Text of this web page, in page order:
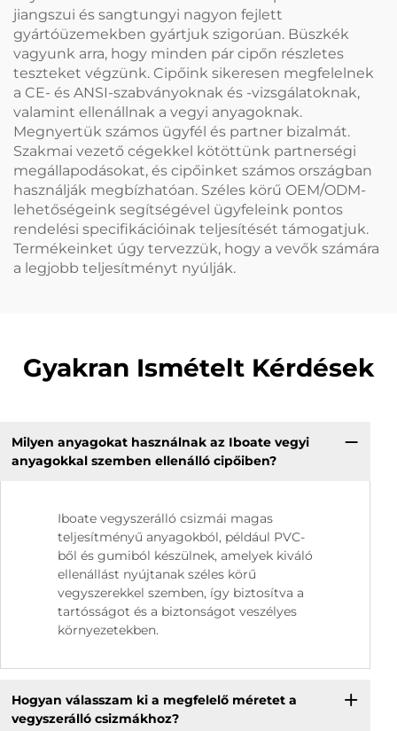
jiangszui és sangtungyi nagyon fejlett
gyártóüzemekben gyártjuk szigorúan. Büszkék
vagyunk arra, hogy minden pár cipőn részletes
teszteket végzünk. Cipőink sikeresen megfelelnek
a CE- és ANSI-szabványoknak és -vizsgálatoknak,
valamint ellenállnak a vegyi anyagoknak.
Megnyertük számos ügyfél és partner bizalmát.
Szakmai vezető cégekkel kötöttünk partnerségi
megállapodásokat, és cipőinket számos országban
használják megbízhatóan. Széles körű OEM/ODM-
lehetőségeink segítségével ügyfeleink pontos
rendelési specifikációinak teljesítését támogatjuk.
Termékeinket úgy tervezzük, hogy a vevők számára
a legjobb teljesítményt nyúlják.
Gyakran Ismételt Kérdések
Milyen anyagokat használnak az Iboate vegyi
anyagokkal szemben ellenálló cipőiben?
Iboate vegyszerálló csizmái magas
teljesítményű anyagokból, például PVC-
ből és gumiból készülnek, amelyek kiváló
ellenállást nyújtanak széles körű
vegyszerekkel szemben, így biztosítva a
tartósságot és a biztonságot veszélyes
környezetekben.
Hogyan válasszam ki a megfelelő méretet a
vegyszerálló csizmákhoz?